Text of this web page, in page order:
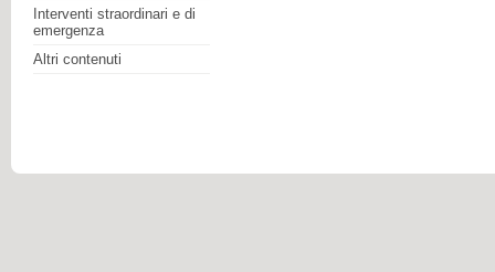
Interventi straordinari e di
emergenza
Altri contenuti